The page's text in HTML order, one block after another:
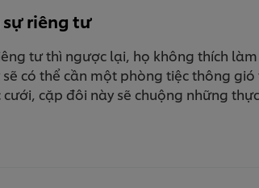
sự riêng tư
tư thì ngược lại, họ không thích
có thể cần một phòng tiệc thông
cặp đôi này sẽ chuộng những